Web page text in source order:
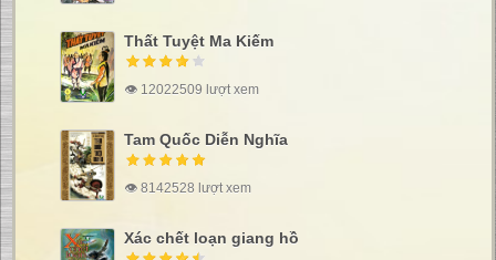
Thất Tuyệt Ma Kiếm
👁 12022509 lượt xem
Tam Quốc Diễn Nghĩa
👁 8142528 lượt xem
Xác chết loạn giang hồ